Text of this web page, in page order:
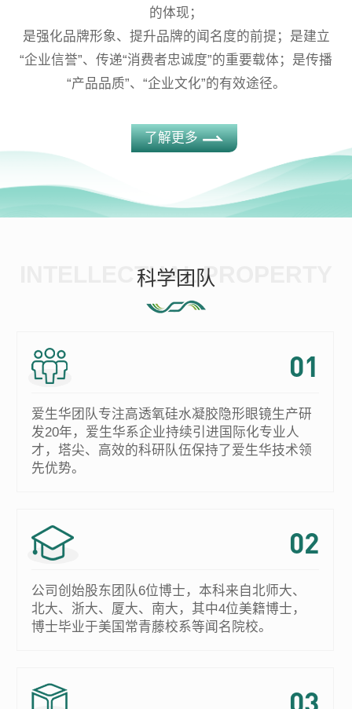
的体现；
是强化品牌形象、提升品牌的闻名度的前提；是建立
“企业信誉”、传递“消费者忠诚度”的重要载体；是传播
“产品品质”、“企业文化”的有效途径。
了解更多
INTELLECTUAL PROPERTY
科学团队
01
爱生华团队专注高透氧硅水凝胶隐形眼镜生产研
发20年，爱生华系企业持续引进国际化专业人
才，塔尖、高效的科研队伍保持了爱生华技术领
先优势。
02
公司创始股东团队6位博士，本科来自北师大、
北大、浙大、厦大、南大，其中4位美籍博士，
博士毕业于美国常青藤校系等闻名院校。
03